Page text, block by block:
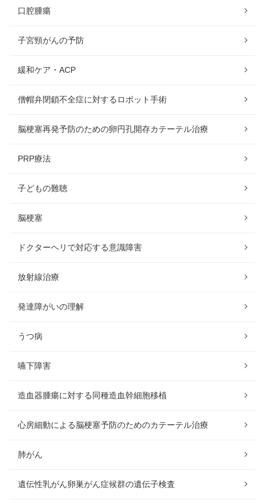
口腔腫瘍
子宮頸がんの予防
緩和ケア・ACP
僧帽弁閉鎖不全症に対するロボット手術
脳梗塞再発予防のための卵円孔開存カテーテル治療
PRP療法
子どもの難聴
脳梗塞
ドクターヘリで対応する意識障害
放射線治療
発達障がいの理解
うつ病
嚥下障害
造血器腫瘍に対する同種造血幹細胞移植
心房細動による脳梗塞予防のためのカテーテル治療
肺がん
遺伝性乳がん卵巣がん症候群の遺伝子検査